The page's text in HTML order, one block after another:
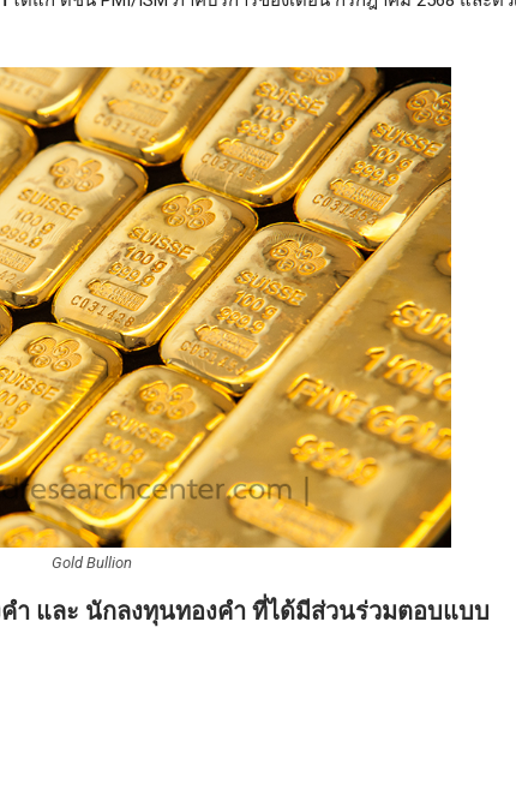
Gold Bullion
และ นักลงทุนทองคำ ที่ได้มีส่วนร่วมตอบแบบ